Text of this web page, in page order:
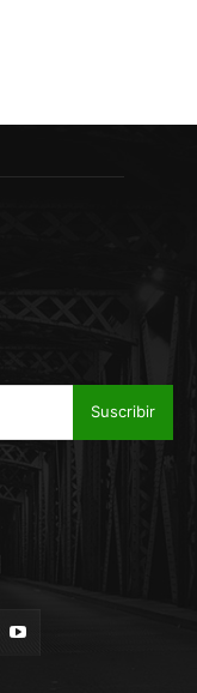
Suscribir